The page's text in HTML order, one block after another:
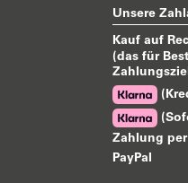
Unsere
Kauf auf
(das für
Zahlung per
PayPal